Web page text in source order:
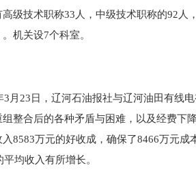
级技术职称33人，中级技术职称的92人
机关设7个科室。
23日，辽河石油报社与辽河油田有线电
整合后的各种矛盾与困难，以及经费下
8583万元的好收成，确保了8466万元
平均收入有所增长。